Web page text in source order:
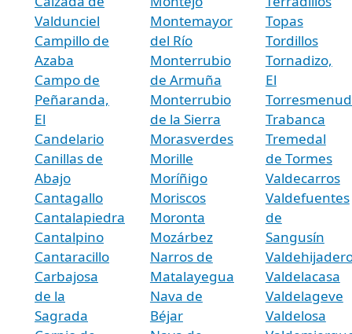
Valdunciel
Campillo de
Azaba
Campo de
Peñaranda,
El
Candelario
Canillas de
Abajo
Cantagallo
Cantalapiedra
Cantalpino
Cantaracillo
Carbajosa
de la
Sagrada
Montemayor
del Río
Monterrubio
de Armuña
Monterrubio
de la Sierra
Morasverdes
Morille
Moríñigo
Moriscos
Moronta
Mozárbez
Narros de
Matalayegua
Nava de
Béjar
Topas
Tordillos
Tornadizo,
El
Trabanca
Tremedal
de Tormes
Valdecarros
Valdefuentes
de
Sangusín
Valdelacasa
Valdelageve
Valdelosa